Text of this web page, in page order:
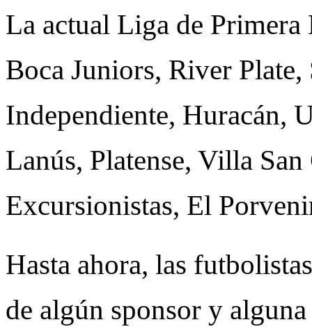
La actual Liga de
Boca Juniors, River
Independiente, Huracán,
Lanús, Platense, Villa
Excursionistas, El
Hasta ahora, las
de algún sponsor y